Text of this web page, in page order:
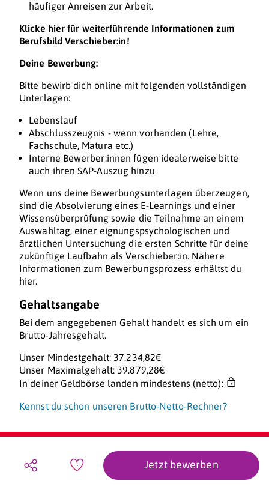
häufiger Anreisen zur Arbeit.
Klicke hier für weiterführende Informationen zum
Berufsbild Verschieber:in!
Deine Bewerbung:
Bitte bewirb dich online mit folgenden vollständigen
Unterlagen:
Lebenslauf
Abschlusszeugnis - wenn vorhanden (Lehre,
Fachschule, Matura etc.)
Interne Bewerber:innen fügen idealerweise bitte
auch ihren SAP-Auszug hinzu
Wenn uns deine Bewerbungsunterlagen überzeugen,
sind die Absolvierung eines E-Learnings und einer
Wissensüberprüfung sowie die Teilnahme an einem
Auswahltag, einer eignungspsychologischen und
ärztlichen Untersuchung die ersten Schritte für deine
zukünftige Laufbahn als Verschieber:in. Nähere
Informationen zum Bewerbungsprozess erhältst du
hier.
Gehaltsangabe
Bei dem angegebenen Gehalt handelt es sich um ein
Brutto-Jahresgehalt.
Unser Mindestgehalt: 37.234,82€
Unser Maximalgehalt: 39.879,28€
In deiner Geldbörse landen mindestens (netto):
Kennst du schon unseren Brutto-Netto-Rechner?
Jetzt bewerben